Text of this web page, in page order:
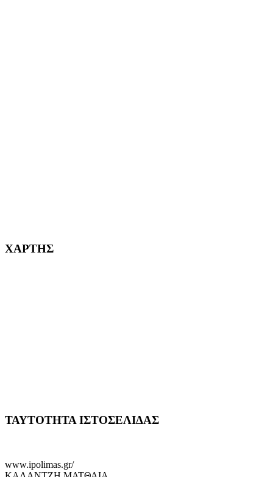
ΧΑΡΤΗΣ
ΤΑΥΤΟΤΗΤΑ ΙΣΤΟΣΕΛΙΔΑΣ
www.ipolimas.gr/